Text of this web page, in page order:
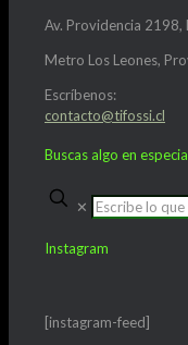
Av. Providencia 2198,
Metro Los Leones,
Escríbenos:
contacto@tifossi.cl
Buscas algo en
✕
Instagram
[instagram-feed]